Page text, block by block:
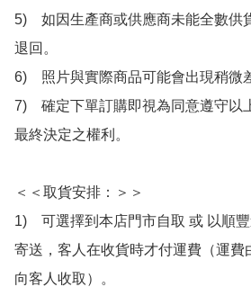
5)　如因生產商或供應商未能全數供
退回。
6)　照片與實際商品可能會出現稍微
7)　確定下單訂購即視為同意遵守以
最終決定之權利。
＜＜取貨安排：＞＞
1)　可選擇到本店門市自取 或 以順
寄送，客人在收貨時才付運費（運費
向客人收取）。